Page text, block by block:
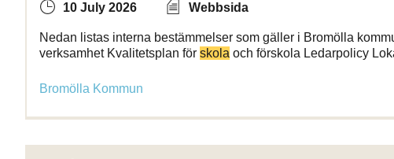
10 July 2026 Webbsida
Nedan listas interna bestämmelser som gäller i Bromölla
verksamhet Kvalitetsplan för skola och förskola Ledarpolicy
Bromölla Kommun